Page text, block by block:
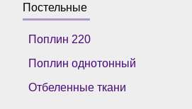
Постельные
Поплин 220
Поплин однотонный
Отбеленные ткани